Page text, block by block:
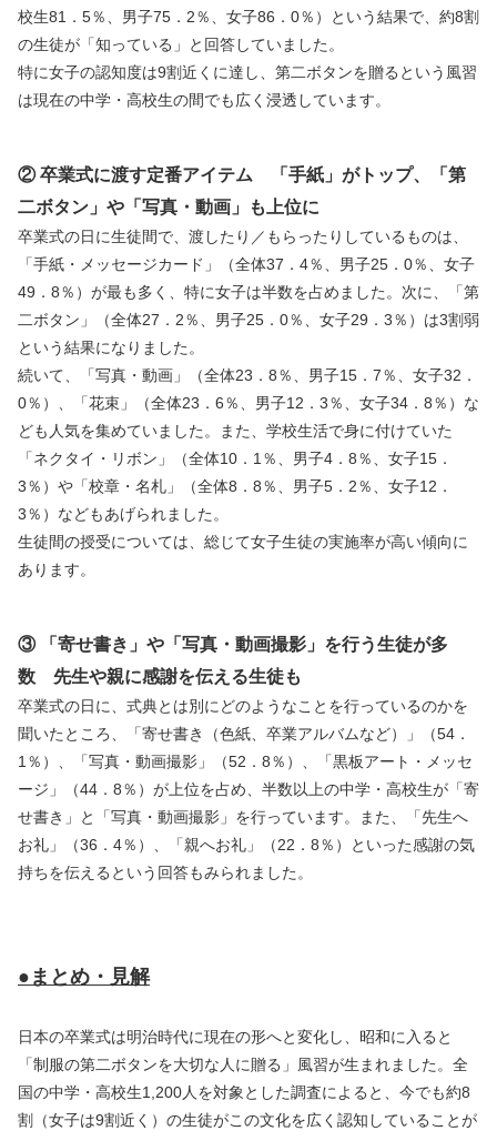
校生81．5％、男子75．2％、女子86．0％）という結果で、約8割
の生徒が「知っている」と回答していました。
特に女子の認知度は9割近くに達し、第二ボタンを贈るという風習
は現在の中学・高校生の間でも広く浸透しています。
② 卒業式に渡す定番アイテム 「手紙」がトップ、「第
二ボタン」や「写真・動画」も上位に
卒業式の日に生徒間で、渡したり／もらったりしているものは、
「手紙・メッセージカード」（全体37．4％、男子25．0％、女子
49．8％）が最も多く、特に女子は半数を占めました。次に、「第
二ボタン」（全体27．2％、男子25．0％、女子29．3％）は3割弱
という結果になりました。
続いて、「写真・動画」（全体23．8％、男子15．7％、女子32．
0％）、「花束」（全体23．6％、男子12．3％、女子34．8％）な
ども人気を集めていました。また、学校生活で身に付けていた
「ネクタイ・リボン」（全体10．1％、男子4．8％、女子15．
3％）や「校章・名札」（全体8．8％、男子5．2％、女子12．
3％）などもあげられました。
生徒間の授受については、総じて女子生徒の実施率が高い傾向に
あります。
③ 「寄せ書き」や「写真・動画撮影」を行う生徒が多
数 先生や親に感謝を伝える生徒も
卒業式の日に、式典とは別にどのようなことを行っているのかを
聞いたところ、「寄せ書き（色紙、卒業アルバムなど）」（54．
1％）、「写真・動画撮影」（52．8％）、「黒板アート・メッセ
ージ」（44．8％）が上位を占め、半数以上の中学・高校生が「寄
せ書き」と「写真・動画撮影」を行っています。また、「先生へ
お礼」（36．4％）、「親へお礼」（22．8％）といった感謝の気
持ちを伝えるという回答もみられました。
●まとめ・見解
日本の卒業式は明治時代に現在の形へと変化し、昭和に入ると
「制服の第二ボタンを大切な人に贈る」風習が生まれました。全
国の中学・高校生1,200人を対象とした調査によると、今でも約8
割（女子は9割近く）の生徒がこの文化を広く認知していることが